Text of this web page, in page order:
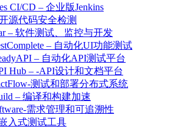
CI/CD – 企业版Jenkins
源代码安全检测
– 软件测试、监控与开发
– 自动化UI功能测试
– 自动化API测试平台
Hub – -API设计和文档平台
测试和部署分布式系统
– 编译和构建加速
需求管理和可追溯性
入式测试工具